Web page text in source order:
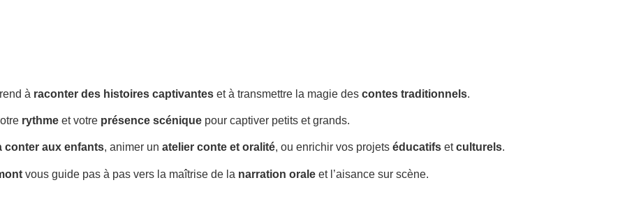
à raconter des histoires captivantes et à transmettre la magie des contes traditionnels.
rythme et votre présence scénique pour captiver petits et grands.
conter aux enfants, animer un atelier conte et oralité, ou enrichir vos projets éducatifs etculturels.
vous guide pas à pas vers la maîtrise de la narration orale et l’aisance sur scène.